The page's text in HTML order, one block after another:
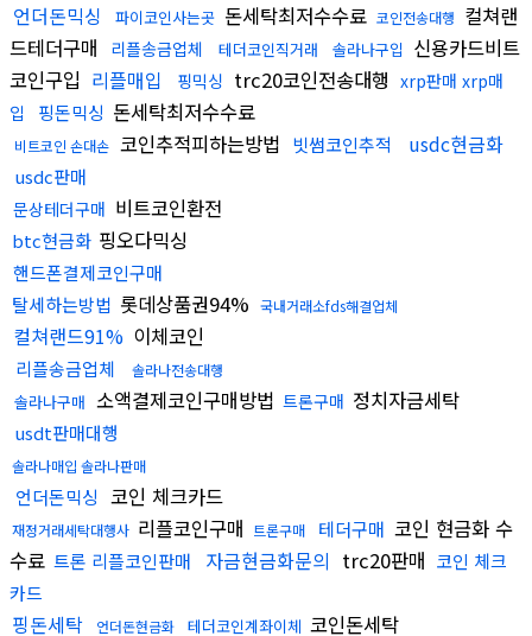
언더돈믹싱
파이코인사는곳 돈세탁최저수수료 코인전송대행 컬쳐랜
드테더구매
리플송금업체 테더코인직거래 솔라나구입 신용카드비트
코인구입 리플매입 핑믹싱 trc20코인전송대행 xrp판매 xrp매
입
핑돈믹싱 돈세탁최저수수료
비트코인 손대손 코인추적피하는방법 빗썸코인추적 usdc현금화
usdc판매
문상테더구매 비트코인환전
btc현금화 핑오다믹싱
핸드폰결제코인구매
탈세하는방법 롯데상품권94% 국내거래소fds해결업체
컬쳐랜드91% 이체코인
리플송금업체 솔라나전송대행
솔라나구매 소액결제코인구매방법 트론구매 정치자금세탁
usdt판매대행
솔라나매입 솔라나판매
언더돈믹싱 코인 체크카드
재정거래세탁대행사 리플코인구매 트론구매 테더구매 코인 현금화 수
수료 트론 리플코인판매 자금현금화문의 trc20판매 코인 체크
카드
핑돈세탁 언더돈현금화 테더코인계좌이체 코인돈세탁